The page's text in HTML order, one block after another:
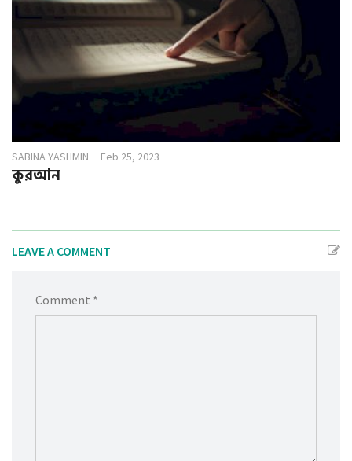
SABINA YASHMIN Feb 25, 2023
কুরআন
LEAVE A COMMENT
Comment *